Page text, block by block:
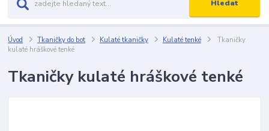
Hledat
Úvod Tkaničky do bot Kulaté tkaničky Kulaté tenké
Tkaničky
kulaté hráškové tenké
Tkaničky kulaté hráškové tenké